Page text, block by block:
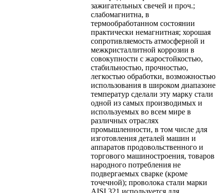
зажигательных свечей и проч.;
слабомагнитна, в
термообработанном состоянии
практически немагнитная; хорошая
сопротивляемость атмосферной и
межкристаллитной коррозии в
совокупности с жаростойкостью,
стабильностью, прочностью,
легкостью обработки, возможностью
использования в широком диапазоне
температур сделали эту марку стали
одной из самых производимых и
используемых во всем мире в
различных отраслях
промышленности, в том числе для
изготовления деталей машин и
аппаратов продовольственного и
торгового машиностроения, товаров
народного потребления не
подвергаемых сварке (кроме
точечной); проволока стали марки
AISI 321 используется для